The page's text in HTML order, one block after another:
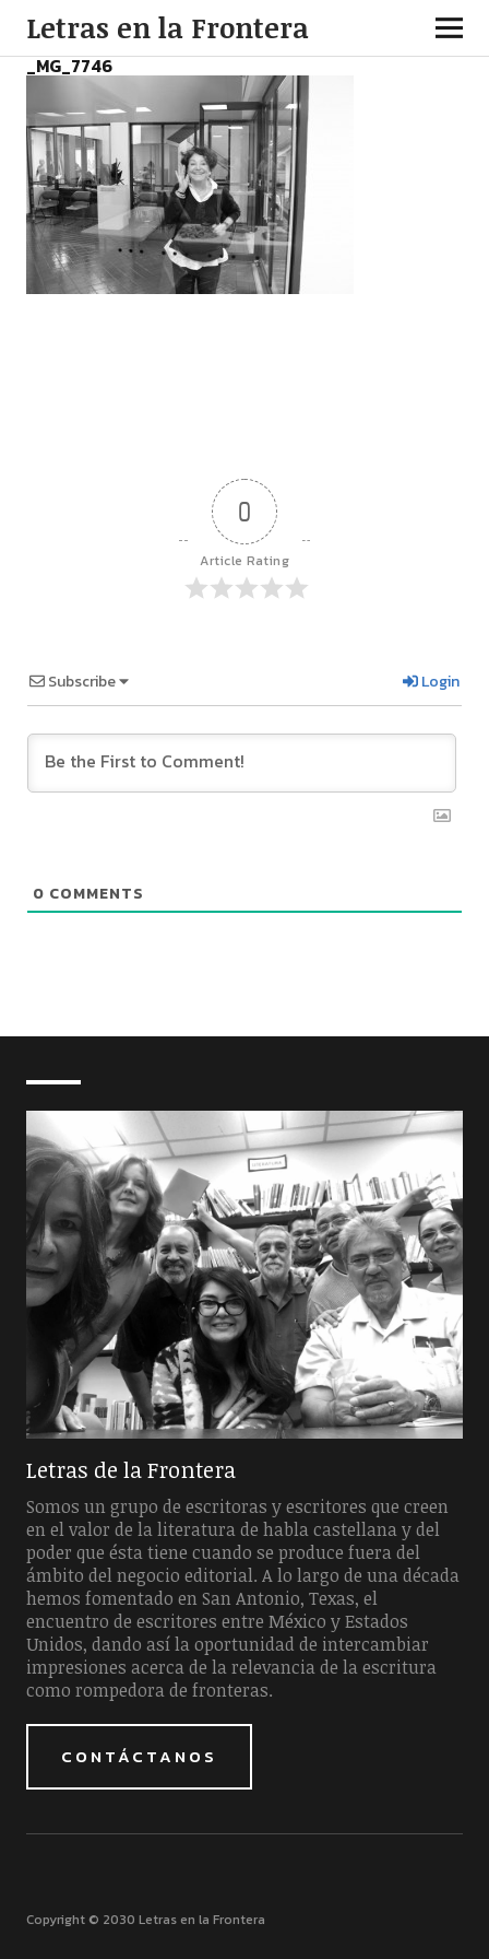
Letras en la Frontera
_MG_7746
0
Article Rating
Subscribe Login
0 COMMENTS
Letras de la Frontera
Somos un grupo de escritoras y escritores que creen
en el valor de la literatura de habla castellana y del
poder que ésta tiene cuando se produce fuera del
ámbito del negocio editorial. A lo largo de una década
hemos fomentado en San Antonio, Texas, el
encuentro de escritores entre México y Estados
Unidos, dando así la oportunidad de intercambiar
impresiones acerca de la relevancia de la escritura
como rompedora de fronteras.
CONTÁCTANOS
Copyright © 2030 Letras en la Frontera